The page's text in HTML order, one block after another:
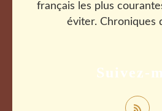
Suivez-
français les plus
éviter. Chroniques